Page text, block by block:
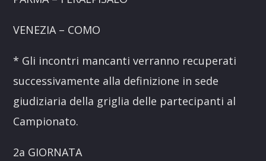
VENEZIA – COMO
* Gli incontri mancanti verranno recuperati
successivamente alla definizione in sede
giudiziaria della griglia delle partecipanti al
Campionato.
2a GIORNATA